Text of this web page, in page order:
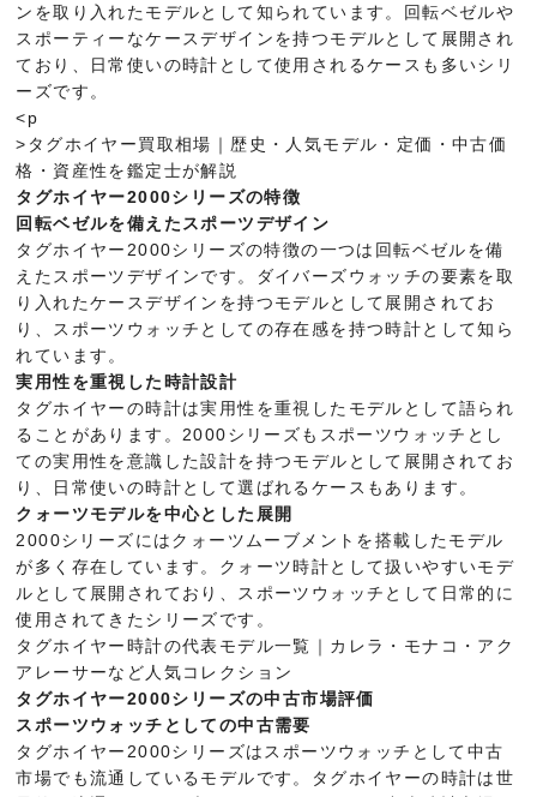
ンを取り入れたモデルとして知られています。回転ベゼルや
スポーティーなケースデザインを持つモデルとして展開され
ており、日常使いの時計として使用されるケースも多いシリ
ーズです。
<p
>タグホイヤー買取相場｜歴史・人気モデル・定価・中古価
格・資産性を鑑定士が解説
タグホイヤー2000シリーズの特徴
回転ベゼルを備えたスポーツデザイン
タグホイヤー2000シリーズの特徴の一つは回転ベゼルを備
えたスポーツデザインです。ダイバーズウォッチの要素を取
り入れたケースデザインを持つモデルとして展開されてお
り、スポーツウォッチとしての存在感を持つ時計として知ら
れています。
実用性を重視した時計設計
タグホイヤーの時計は実用性を重視したモデルとして語られ
ることがあります。2000シリーズもスポーツウォッチとし
ての実用性を意識した設計を持つモデルとして展開されてお
り、日常使いの時計として選ばれるケースもあります。
クォーツモデルを中心とした展開
2000シリーズにはクォーツムーブメントを搭載したモデル
が多く存在しています。クォーツ時計として扱いやすいモデ
ルとして展開されており、スポーツウォッチとして日常的に
使用されてきたシリーズです。
タグホイヤー時計の代表モデル一覧｜カレラ・モナコ・アク
アレーサーなど人気コレクション
タグホイヤー2000シリーズの中古市場評価
スポーツウォッチとしての中古需要
タグホイヤー2000シリーズはスポーツウォッチとして中古
市場でも流通しているモデルです。タグホイヤーの時計は世